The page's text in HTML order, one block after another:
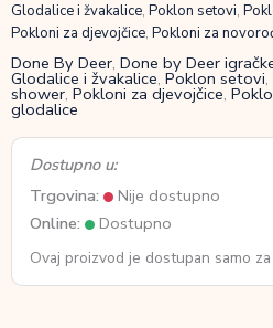
količina
Glodalice i žvakalice, Poklon setovi,
Pokloni za djevojčice, Pokloni za
Done By Deer, Done by Deer
Glodalice i žvakalice, Poklon setovi,
shower, Pokloni za djevojčice,
glodalice
Dostupno u:
Trgovina:
Nije dostupno
Online:
Dostupno
Ovaj proizvod je dostupan samo